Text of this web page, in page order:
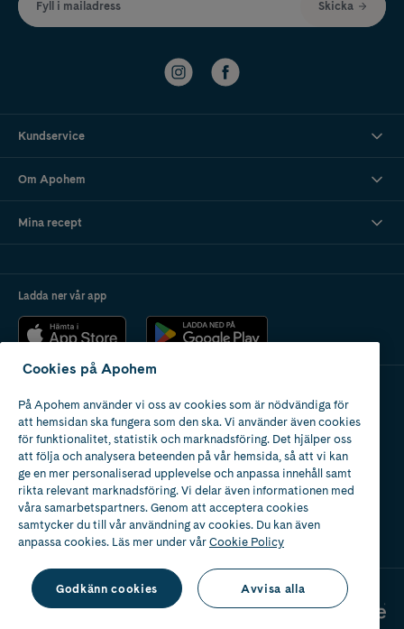
Fyll i mailadress Skicka
Kundservice
Om Apohem
Mina recept
Ladda ner vår app
Apotek med tillstånd
av Läkemedelsverket
Cookies på Apohem
På Apohem använder vi oss av cookies som är nödvändiga för
att hemsidan ska fungera som den ska. Vi använder även cookies
för funktionalitet, statistik och marknadsföring. Det hjälper oss
att följa och analysera beteenden på vår hemsida, så att vi kan
ge en mer personaliserad upplevelse och anpassa innehåll samt
rikta relevant marknadsföring. Vi delar även informationen med
våra samarbetspartners. Genom att acceptera cookies
samtycker du till vår användning av cookies. Du kan även
anpassa cookies. Läs mer under vårCookie Policy
Godkänn cookies Avvisa alla